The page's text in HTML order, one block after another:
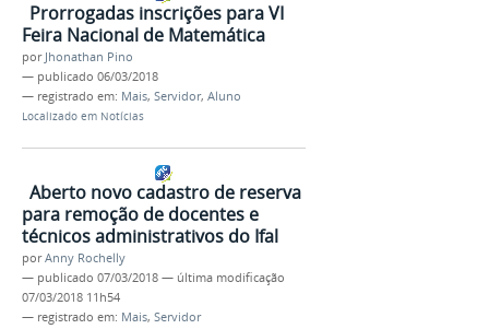
Prorrogadas inscrições para VI
Feira Nacional de Matemática
por Jhonathan Pino
— publicado 06/03/2018
— registrado em: Mais, Servidor, Aluno
Localizado em Notícias
Aberto novo cadastro de reserva
para remoção de docentes e
técnicos administrativos do Ifal
porAnny Rochelly
— publicado 07/03/2018 — última modificação
07/03/2018 11h54
— registrado em: Mais, Servidor